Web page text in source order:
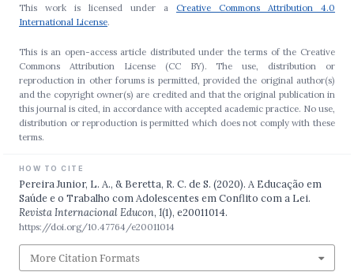
This work is licensed under aCreative Commons Attribution 4.0
International License.
This is an open-access article distributed under the terms of the Creative
Commons Attribution License (CC BY). The use, distribution or
reproduction in other forums is permitted, provided the original author(s)
and the copyright owner(s) are credited and that the original publication in
this journal is cited, in accordance with accepted academic practice. No use,
distribution or reproduction is permitted which does not comply with these
terms.
HOW TO CITE
Pereira Junior, L. A., & Beretta, R. C. de S. (2020). A Educação em
Saúde e o Trabalho com Adolescentes em Conflito com a Lei.
Revista Internacional Educon, 1(1), e20011014.
https://doi.org/10.47764/e20011014
More Citation Formats